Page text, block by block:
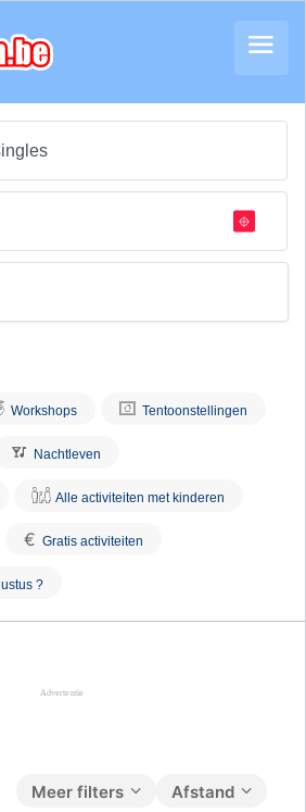
Workshops Tentoonstellingen
Nachtleven
Alle activiteiten met kinderen
€ Gratis activiteiten
?
Afstand
Meer filters